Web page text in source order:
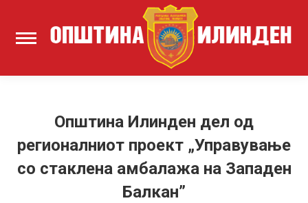
Општина Илинден дел од
регионалниот проект „Управување
со стаклена амбалажа на Западен
Балкан”